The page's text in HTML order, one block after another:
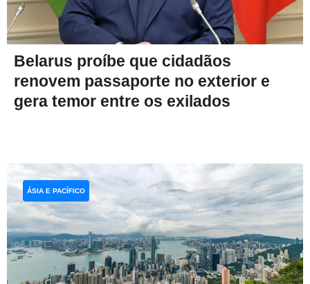
Belarus proíbe que cidadãos
renovem passaporte no exterior e
gera temor entre os exilados
ÁSIA E PACÍFICO